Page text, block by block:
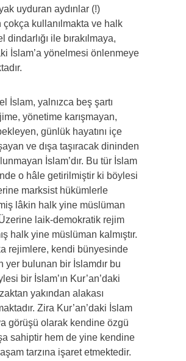
uyduran aydınlar (!)
çokça kullanılmakta ve halk
dindarlığı ile bırakılmaya,
İslam’a yönelmesi önlenmeye
İslam, yalnızca beş şartı
yönetime karışmayan,
günlük hayatını içe
ve dışa taşıracak dininden
İslam’dır. Bu tür İslam
o hâle getirilmiştir ki böylesi
marksist hükümlerle
lâkin halk yine müslüman
Üzerine laik-demokratik rejim
halk yine müslüman kalmıştır.
rejimlere, kendi bünyesinde
yer bulunan bir İslamdır bu
bir İslam’ın Kur’an’daki
yakından alakası
Zira Kur’an’daki İslam
görüşü olarak kendine özgü
sahiptir hem de yine kendine
tarzına işaret etmektedir.